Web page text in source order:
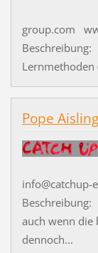
group.com
Beschreibung:
Lernmethoden
Pope Aisling
Beschreibung:
auch wenn die
dennoch...